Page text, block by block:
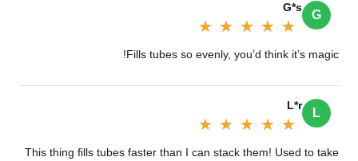
G
G*s
★★★★★
★★★★★
Fills tubes so evenly, you’d think it’s magic!‌
L
L*r
★★★★★
★★★★★
This thing fills tubes faster than I can stack them! Used to take